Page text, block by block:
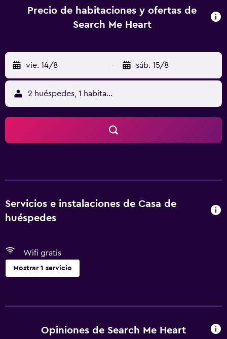
Precio de habitaciones y ofertas de
Search Me Heart
vie. 14/8 - sáb. 15/8
2 huéspedes, 1 habitación
Servicios e instalaciones de Casa de
huéspedes
Wifi gratis
Mostrar 1 servicio
Wifi gratis
Opiniones de Search Me Heart